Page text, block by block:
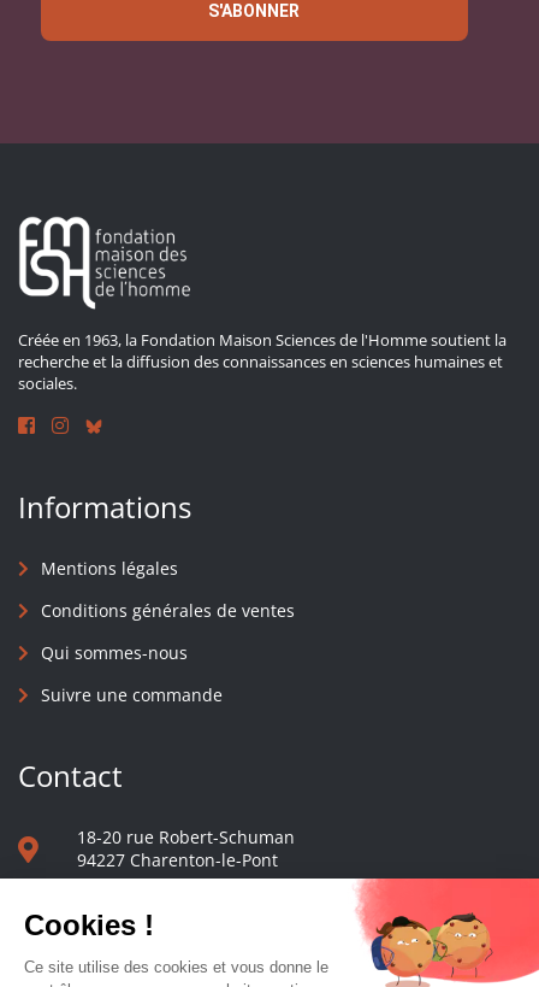
S'ABONNER
Créée en 1963, la Fondation Maison Sciences de l'Homme soutient la
recherche et la diffusion des connaissances en sciences humaines et
sociales.
Informations
Mentions légales
Conditions générales de ventes
Qui sommes-nous
Suivre une commande
Contact
18-20 rue Robert-Schuman
94227 Charenton-le-Pont